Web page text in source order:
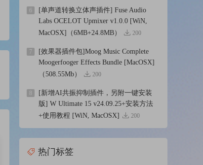
6
[单声道转换立体声插件] Fuse Audio
Labs OCELOT Upmixer v1.0.0 [WiN,
MacOSX]（6MB+24.8MB）
200
7
[效果器插件包]Moog Music Complete
Moogerfooger Effects Bundle [MacOSX]
（508.55Mb）
200
8
[新增AI共振抑制插件，另附一键安装
版] W Ultimate 15 v24.09.25+安装方法
+使用教程 [WiN, MacOSX]
200
热门标签